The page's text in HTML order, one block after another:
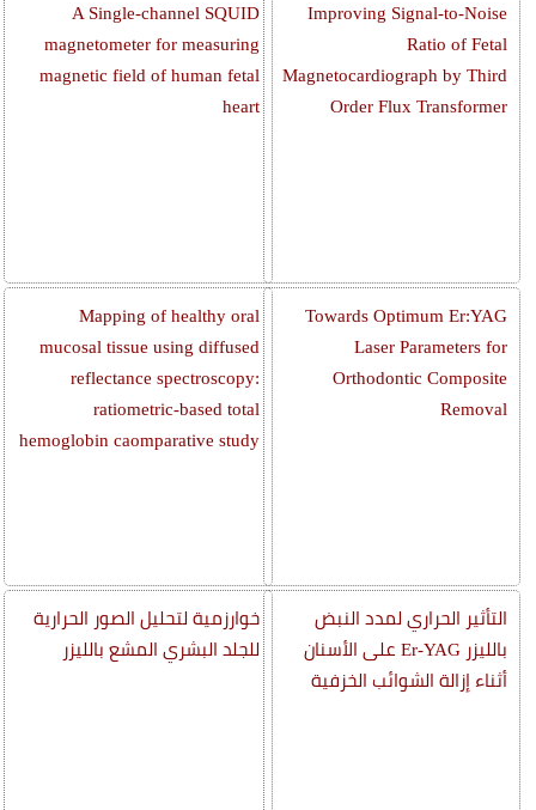
Improving Signal-to-Noise
Ratio of Fetal
Magnetocardiograph by Third
Order Flux Transformer
Towards Optimum Er:YAG
Laser Parameters for
Orthodontic Composite
Removal
التأثير الحراري لمدد النبض
بالليزر Er-YAG على الأسنان
أثناء إزالة الشوائب الخزفية
A Single-channel SQUID
magnetometer for measuring
magnetic field of human fetal
heart
Mapping of healthy oral
mucosal tissue using diffused
reflectance spectroscopy:
ratiometric-based total
hemoglobin caomparative study
خوارزمية لتحليل الصور الحرارية
للجلد البشري المشع بالليزر